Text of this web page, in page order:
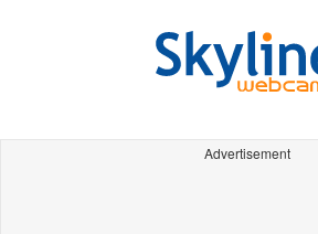
Advertisement